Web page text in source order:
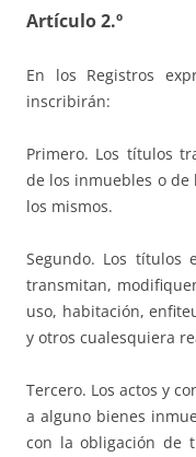
Artículo 2.º
En los Registros
inscribirán:
Primero. Los títulos
de los inmuebles o de
los mismos.
Segundo. Los títulos
transmitan,
uso, habitación,
y otros cualesquiera
Tercero. Los actos y
a alguno bienes
con la obligación de